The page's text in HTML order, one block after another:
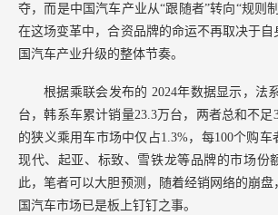
夺，而是中国汽车产业从“跟随者”转向“规则
在这场变革中，合资品牌的命运不再取决于自
国汽车产业升级的整体节奏。
根据乘联会发布的 2024年数据显示，法
台，韩系车累计销量23.3万台，两者总和不足
的狭义乘用车市场中仅占1.3%，每100个购车
现代、起亚、标致、雪铁龙等品牌的市场份
此，笔者可以大胆预测，随着经销网络的崩
国汽车市场已是板上钉钉之事。